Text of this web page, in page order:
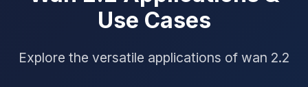
Use Cases
Explore the versatile applications of wan 2.2